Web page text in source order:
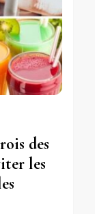
des
les